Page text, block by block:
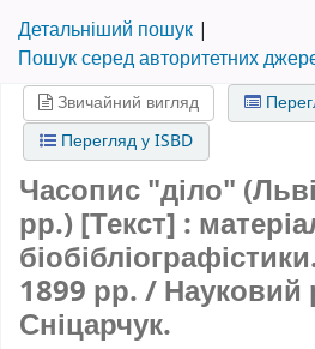
Детальніший пошук
Пошук серед авторитетних
Звичайний вигляд
Перегляд у ISBD
Часопис "діло"
рр.) [Текст] :
1899 рр. / Науковий
Сніцарчук.